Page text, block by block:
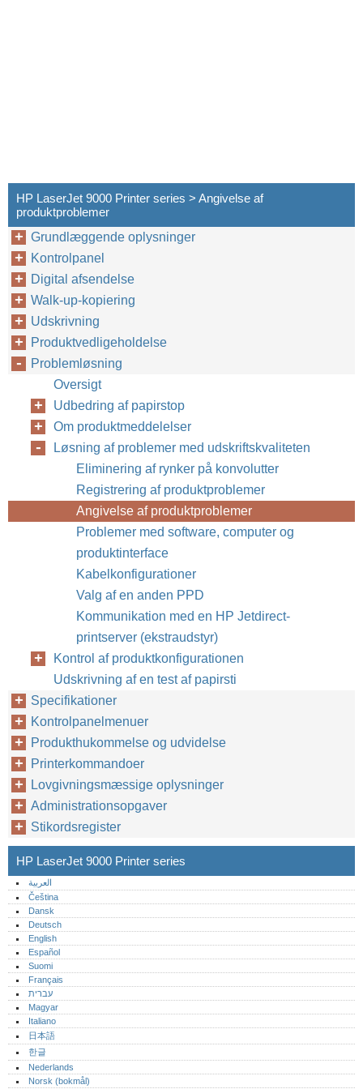
Løsning af problemer med udskriftskvaliteten
HP LaserJet 9000 Printer series > Angivelse af
produktproblemer
Grundlæggende oplysninger
Kontrolpanel
Digital afsendelse
Walk-up-kopiering
Udskrivning
Produktvedligeholdelse
Problemløsning
Oversigt
Udbedring af papirstop
Om produktmeddelelser
Løsning af problemer med udskriftskvaliteten
Eliminering af rynker på konvolutter
Registrering af produktproblemer
Angivelse af produktproblemer
Problemer med software, computer og
produktinterface
Kabelkonfigurationer
Valg af en anden PPD
Kommunikation med en HP Jetdirect-
printserver (ekstraudstyr)
Kontrol af produktkonfigurationen
Udskrivning af en test af papirsti
Specifikationer
Kontrolpanelmenuer
Produkthukommelse og udvidelse
Printerkommandoer
Lovgivningsmæssige oplysninger
Administrationsopgaver
Stikordsregister
HP LaserJet 9000 Printer series
العربية
Čeština
Dansk
Deutsch
English
Español
Suomi
Français
עברית
Magyar
Italiano
日本語
한글
Nederlands
Norsk (bokmål)‎